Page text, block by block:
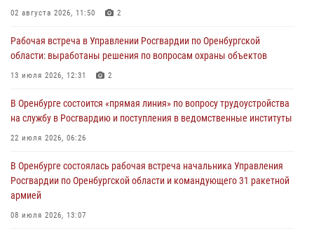
27 июля 2026, 14:36 2
Росгвардейцы предотвратили трагедию: спасен мужчина в тяжелой
жизненной ситуации (ВИДЕО)
26 июля 2026, 14:45 1
Росгвардейцы Оренбургской области проверили готовность детских
образовательных учреждений к новому учебному году
24 июля 2026, 12:25
При силовой поддержке ОМОН «Кобра» Росгвардии в Оренбурге
проведён рейд по строительным объектам
23 июля 2026, 10:47
02 августа 2026, 11:50 2
Рабочая встреча в Управлении Росгвардии по Оренбургской
области: выработаны решения по вопросам охраны объектов
13 июля 2026, 12:31 2
В Оренбурге состоится «прямая линия» по вопросу трудоустройства
на службу в Росгвардию и поступления в ведомственные институты
22 июля 2026, 06:26
В Оренбурге состоялась рабочая встреча начальника Управления
Росгвардии по Оренбургской области и командующего 31 ракетной
армией
08 июля 2026, 13:07